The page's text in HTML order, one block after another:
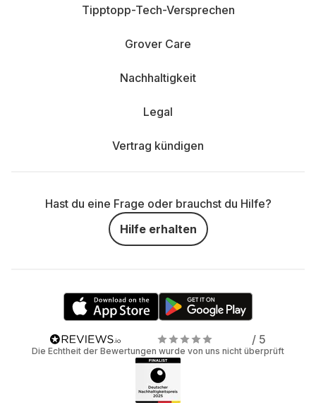
Tipptopp-Tech-Versprechen
Grover Care
Nachhaltigkeit
Legal
Vertrag kündigen
Hast du eine Frage oder brauchst du Hilfe?
Hilfe erhalten
/ 5
Die Echtheit der Bewertungen wurde von uns nicht überprüft